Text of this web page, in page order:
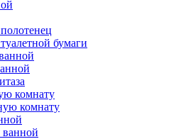
бумаги
комнату
комнату